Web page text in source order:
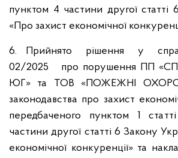
пунктом 4 частини другої статті
«Про захист економічної
6. Прийнято рішення у
02/2025 про порушення ПП
ЮГ» та ТОВ «ПОЖЕЖНІ
законодавства про захист
передбаченого пунктом 1
частини другої статті 6 Закону
економічної конкуренції» та